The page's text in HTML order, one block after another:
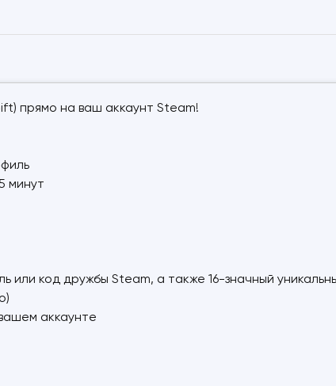
прямо на ваш аккаунт Steam!
минут
или код дружбы Steam, а также 16-значный
аккаунте